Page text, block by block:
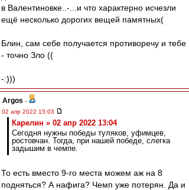
в Валентиновке..-...и что характерно исчезли
ещё несколько дорогих вещей памятных(
Блин, сам себе получается противоречу и тебе
- точно Зло ((
-:)))
Argos -
02 апр 2022 15:03
Карелин » 02 апр 2022 13:04
Сегодня нужны победы туляков, уфимцев,
ростовчан. Тогда, при нашей победе, слегка
задышим в чемпе.
То есть вместо 9-го места можем аж на 8
подняться? А нафига? Чемп уже потерян. Да и